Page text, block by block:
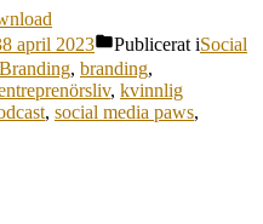
8 april 2023 Publicerat iSocial
, branding,
, kvinnlig
, social media paws,